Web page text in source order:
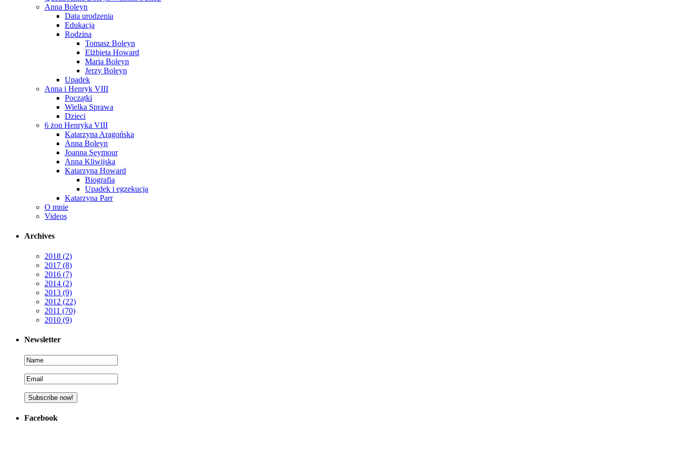
Anna Boleyn
Data urodzenia
Edukacja
Rodzina
Tomasz Boleyn
Elżbieta Howard
Maria Boleyn
Jerzy Boleyn
Upadek
Anna i Henryk VIII
Początki
Wielka Sprawa
Dzieci
6 żon Henryka VIII
Katarzyna Aragońska
Anna Boleyn
Joanna Seymour
Anna Kliwijska
Katarzyna Howard
Biografia
Upadek i egzekucja
Katarzyna Parr
O mnie
Videos
Archives
2018 (2)
2017 (8)
2016 (7)
2014 (2)
2013 (9)
2012 (22)
2011 (70)
2010 (9)
Newsletter
Facebook